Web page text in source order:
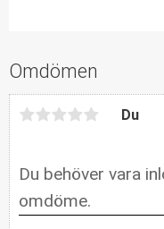
Omdömen
Du